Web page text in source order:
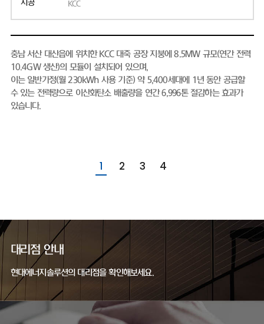
시공 KCC
충남 서산 대산읍에 위치한 KCC 대죽 공장 지붕에 8.5MW 규모(연간 전력
10.4GW 생산)의 모듈이 설치되어 있으며,
이는 일반가정(월 230kWh 사용 기준) 약 5,400세대에 1년 동안 공급할
수 있는 전력량으로 이산화탄소 배출량을 연간 6,996톤 절감하는 효과가
있습니다.
1 2 3 4
대리점 안내
현대에너지솔루션의 대리점을 확인해보세요.